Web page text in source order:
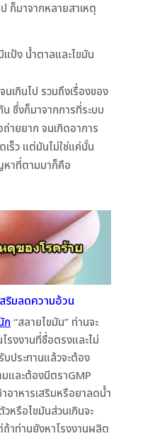
ก็มาจากหลายสาเหตุ
ป้ง น้ำตาลและไขมัน
จนเกินไป รวมถึงเรื่องของ
ซึ่งก็มาจากการที่ระบบ
ายยาก จนเกิดอาการ
ร็ว แต่มันไม่ใช่แค่นั้น
หาที่ตามมาก็คือ
ริมลดความอ้วน
ก“สลายไขมัน” ท่านจะ
รงงานที่ซื่อตรงและไม่
ประทานแล้วจะต้อง
และต้องมีตราGMP
าหารเสริมหรือยาลดน้ำ
หรือไขมันส่วนเกินจะ
าท่านยังหาโรงงานผลิต